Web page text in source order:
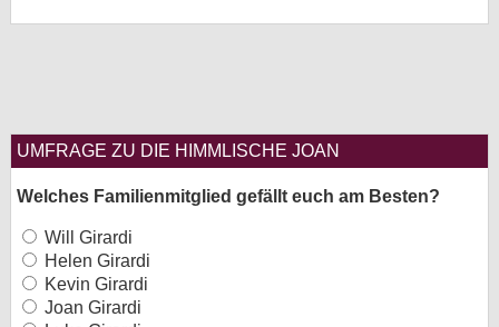
UMFRAGE ZU DIE HIMMLISCHE JOAN
Welches Familienmitglied gefällt euch am Besten?
Will Girardi
Helen Girardi
Kevin Girardi
Joan Girardi